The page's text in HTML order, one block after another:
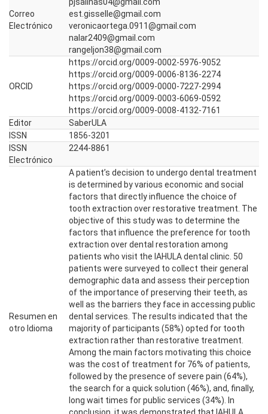
Correo
Electrónico
est.gisselle@gmail.com
veronicaortega.0911@gmail.com
nalar2409@gmail.com
rangeljon38@gmail.com
ORCID
https://orcid.org/0009-0002-5976-9052
https://orcid.org/0009-0006-8136-2274
https://orcid.org/0009-0000-7227-2994
https://orcid.org/0009-0003-6069-0592
https://orcid.org/0009-0008-4132-7161
Editor
SaberULA
ISSN
1856-3201
ISSN
Electrónico
2244-8861
Resumen en
otro Idioma
A patient’s decision to undergo dental treatment
is determined by various economic and social
factors that directly influence the choice of
tooth extraction over restorative treatment. The
objective of this study was to determine the
factors that influence the preference for tooth
extraction over dental restoration among
patients who visit the IAHULA dental clinic. 50
patients were surveyed to collect their general
demographic data and assess their perception
of the importance of preserving their teeth, as
well as the barriers they face in accessing public
dental services. The results indicated that the
majority of participants (58%) opted for tooth
extraction rather than restorative treatment.
Among the main factors motivating this choice
was the cost of treatment for 76% of patients,
followed by the presence of severe pain (64%),
the search for a quick solution (46%), and, finally,
long wait times for public services (34%). In